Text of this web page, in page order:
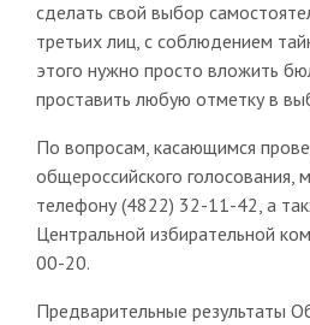
сделать свой выбор
третьих лиц, с соблюдением
этого нужно просто вложить
проставить любую отметку в
По вопросам, касающимся
общероссийского
телефону (4822) 32-11-42, а
Центральной избирательной
00-20.
Предварительные результаты